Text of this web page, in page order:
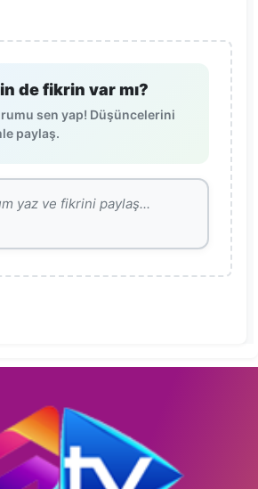
de fikrin var mı?
sen yap! Düşüncelerini
paylaş.